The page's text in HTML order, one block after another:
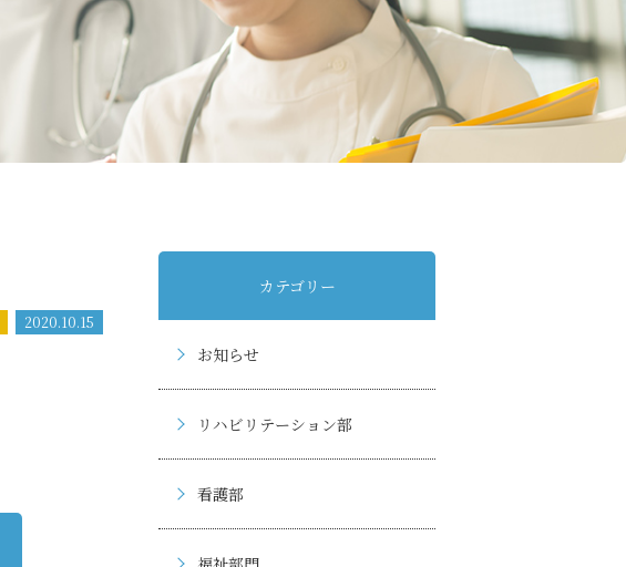
2020.10.15
カテゴリー
お知らせ
リハビリテーション部
看護部